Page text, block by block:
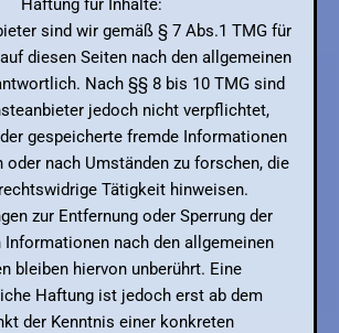
Haftung für Inhalte:
sind wir gemäß § 7 Abs.1 TMG für
diesen Seiten nach den allgemeinen
Nach §§ 8 bis 10 TMG sind
jedoch nicht verpflichtet,
gespeicherte fremde Informationen
oder nach Umständen zu forschen, die
Tätigkeit hinweisen.
zur Entfernung oder Sperrung der
Informationen nach den allgemeinen
bleiben hiervon unberührt. Eine
Haftung ist jedoch erst ab dem
der Kenntnis einer konkreten